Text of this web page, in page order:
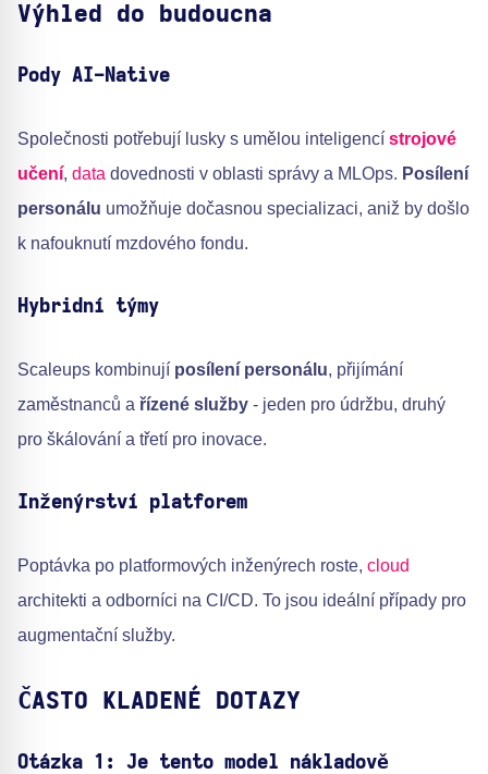
Výhled do budoucna
Pody AI-Native
Společnosti potřebují lusky s umělou inteligencí strojové
učení, data dovednosti v oblasti správy a MLOps. Posílení
personálu umožňuje dočasnou specializaci, aniž by došlo
k nafouknutí mzdového fondu.
Hybridní týmy
Scaleups kombinují posílení personálu, přijímání
zaměstnanců a řízené služby - jeden pro údržbu, druhý
pro škálování a třetí pro inovace.
Inženýrství platforem
Poptávka po platformových inženýrech roste, cloud
architekti a odborníci na CI/CD. To jsou ideální případy pro
augmentační služby.
ČASTO KLADENÉ DOTAZY
Otázka 1: Je tento model nákladově